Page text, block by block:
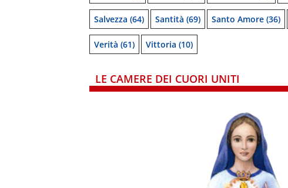
Salvezza (64) Santità (69) Santo Amore (36)
Verità (61) Vittoria (10)
LE CAMERE DEI CUORI UNITI